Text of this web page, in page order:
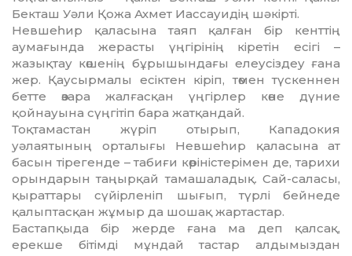
Бекташ Уәли Қожа Ахмет Иассауидің шәкірті.
Невшеһир қаласына таяп қалған бір кенттің
аумағында жерасты үңгірінің кіретін есігі –
жазықтау көшенің бұры­шын­дағы елеусіздеу ғана
жер. Қаусыр­малы есіктен кіріп, төмен түскеннен
бетте өзара жалғасқан үңгірлер көне дү­ние
қойнауына сүңгітіп бара жат­қандай.
Тоқтамастан жүріп отырып, Кападокия
уәлаятының орталығы Невшеһир қаласына ат
басын тірегенде – табиғи көріністерімен де, тарихи
орындарын таңырқай тамашаладық. Сай-саласы,
қыраттары сүйірленіп шығып, түрлі бейнеде
қалыптасқан жұмыр да шошақ жартастар.
Бастапқыда бір жерде ғана ма деп қалсақ,
ерекше бітімді мұндай тастар алдымыздан